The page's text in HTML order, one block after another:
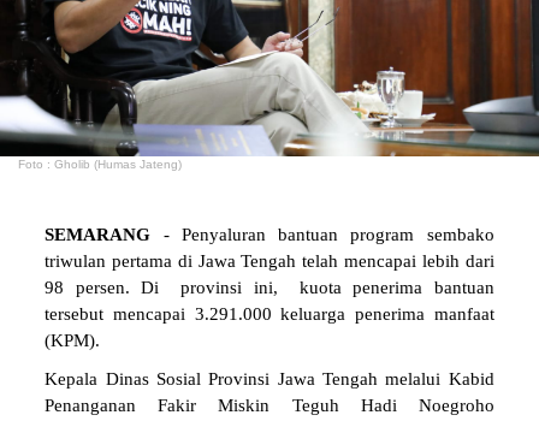
Foto : Gholib (Humas Jateng)
SEMARANG - Penyaluran bantuan program sembako
triwulan pertama di Jawa Tengah telah mencapai lebih dari
98 persen. Di provinsi ini, kuota penerima bantuan
tersebut mencapai 3.291.000 keluarga penerima manfaat
(KPM).
Kepala Dinas Sosial Provinsi Jawa Tengah melalui Kabid
Penanganan Fakir Miskin Teguh Hadi Noegroho